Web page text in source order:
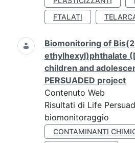
FTALATI
Biomonitoring of
ethylhexyl)phthalate
children and
PERSUADED project
Contenuto Web
Risultati di Life
biomonitoraggio
CONTAMINANTI